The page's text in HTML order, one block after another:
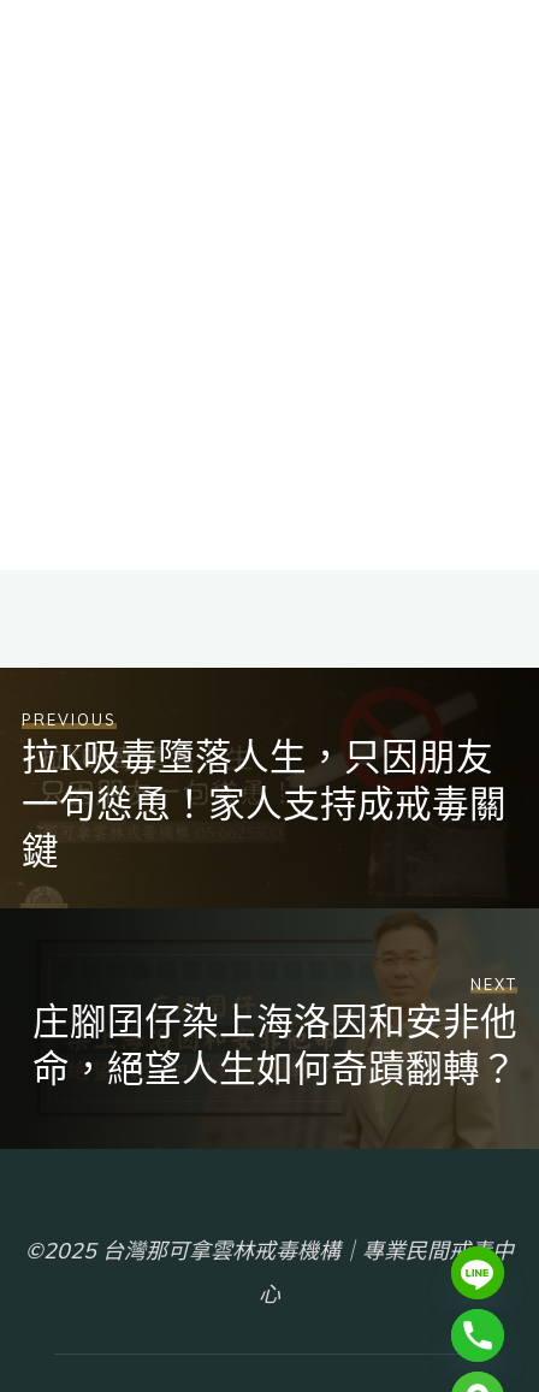
PREVIOUS
拉K吸毒墮落人生，只因朋友
一句慫恿！家人支持成戒毒關
鍵
NEXT
庄腳囝仔染上海洛因和安非他
命，絕望人生如何奇蹟翻轉？
©2025 台灣那可拿雲林戒毒機構｜專業民間戒毒中
心